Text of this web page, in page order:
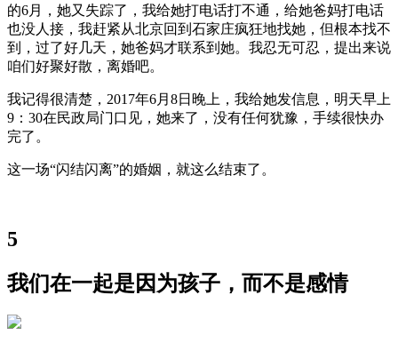
的6月，她又失踪了，我给她打电话打不通，给她爸妈打电话
也没人接，我赶紧从北京回到石家庄疯狂地找她，但根本找不
到，过了好几天，她爸妈才联系到她。我忍无可忍，提出来说
咱们好聚好散，离婚吧。
我记得很清楚，2017年6月8日晚上，我给她发信息，明天早上
9：30在民政局门口见，她来了，没有任何犹豫，手续很快办
完了。
这一场“闪结闪离”的婚姻，就这么结束了。
5
我们在一起是因为孩子，而不是感情